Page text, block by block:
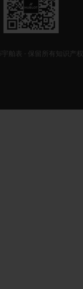
二
维
码
舶表 - 保留所有知识产权